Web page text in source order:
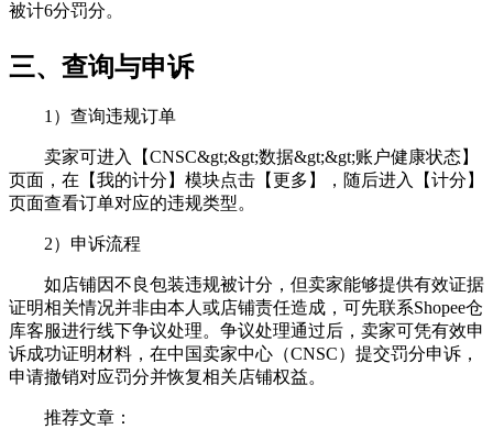
被计6分罚分。
三、查询与申诉
1）查询违规订单
卖家可进入【CNSC&gt;&gt;数据&gt;&gt;账户健康状态】
页面，在【我的计分】模块点击【更多】，随后进入【计分】
页面查看订单对应的违规类型。
2）申诉流程
如店铺因不良包装违规被计分，但卖家能够提供有效证据
证明相关情况并非由本人或店铺责任造成，可先联系Shopee仓
库客服进行线下争议处理。争议处理通过后，卖家可凭有效申
诉成功证明材料，在中国卖家中心（CNSC）提交罚分申诉，
申请撤销对应罚分并恢复相关店铺权益。
推荐文章：